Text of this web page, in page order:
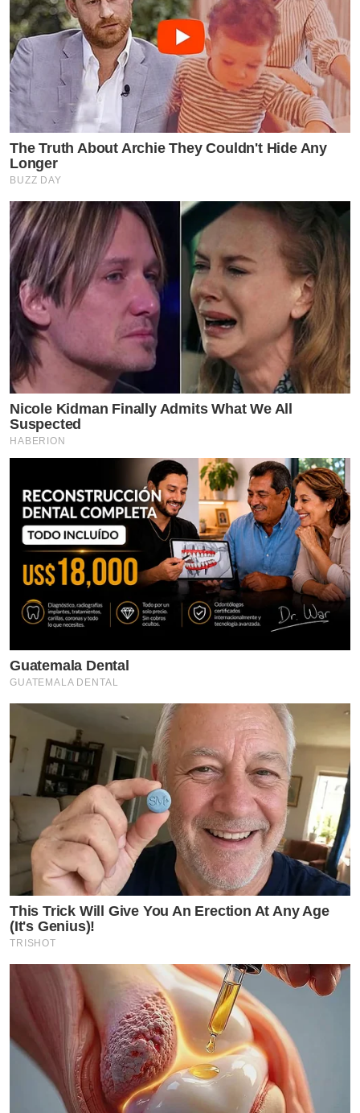
• เพลงประจำวัน
• NOT BAD
• ไม่ได้ก็ไม่เอา
• Breathing
หากใครหลงรักในรอยยิ้มที่แสนจะน่ารักหรืออยากจะติดตาม
สาวอิงโกะ สามารถกดติดตามได้ที่อินสตาแกรมชื่อ
inggkho_
by TVPOOL ONLINE
The Truth About Archie They Couldn't Hide Any
Longer
BUZZ DAY
Nicole Kidman Finally Admits What We All
Suspected
HABERION
Guatemala Dental
GUATEMALA DENTAL
This Trick Will Give You An Erection At Any Age
(It's Genius)!
TRISHOT